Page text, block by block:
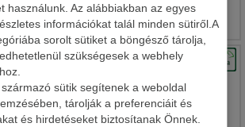
használunk. Az alábbiakban az egyes
információkat talál minden sütiről.A
sorolt sütiket a böngésző tárolja,
szükségesek a webhely
sütik segítenek a weboldal
tárolják a preferenciáit és
és hirdetéseket biztosítanak Önnek.
Részletek